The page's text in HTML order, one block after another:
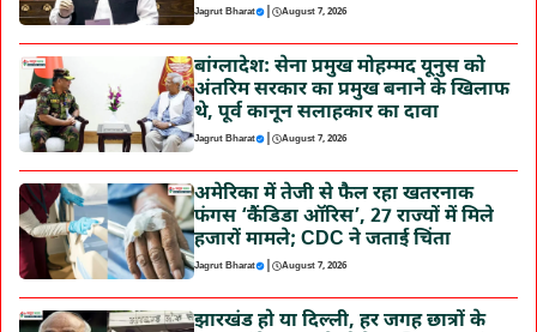
Jagrut Bharat | August 7, 2026
बांग्लादेश: सेना प्रमुख मोहम्मद यूनुस को
अंतरिम सरकार का प्रमुख बनाने के खिलाफ
थे, पूर्व कानून सलाहकार का दावा
Jagrut Bharat | August 7, 2026
अमेरिका में तेजी से फैल रहा खतरनाक
फंगस ‘कैंडिडा ऑरिस’, 27 राज्यों में मिले
हजारों मामले; CDC ने जताई चिंता
Jagrut Bharat | August 7, 2026
झारखंड हो या दिल्ली, हर जगह छात्रों के